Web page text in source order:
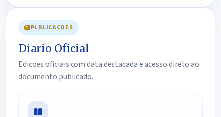
PUBLICACOES
Diario Oficial
Edicoes oficiais com data destacada e acesso direto ao
documento publicado.